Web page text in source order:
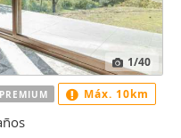
1/40
PREMIUM Máx. 10km